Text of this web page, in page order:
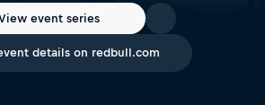
event series
details on redbull.com